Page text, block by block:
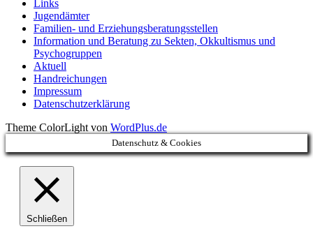
Links
Jugendämter
Familien- und Erziehungsberatungsstellen
Information und Beratung zu Sekten, Okkultismus und
Psychogruppen
Aktuell
Handreichungen
Impressum
Datenschutzerklärung
Theme ColorLight von WordPlus.de
Datenschutz & Cookies
Schließen